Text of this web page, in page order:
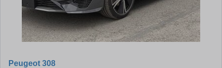
Peugeot 308